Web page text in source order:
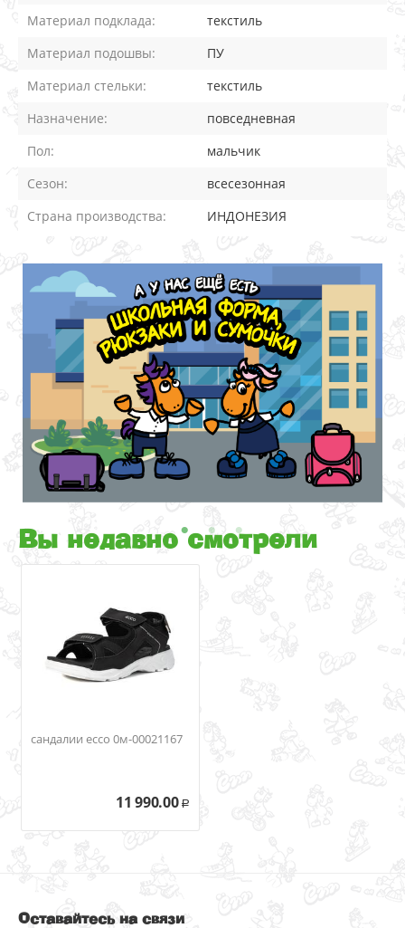
Материал подклада:
текстиль
Материал подошвы:
ПУ
Материал стельки:
текстиль
Назначение:
повседневная
Пол:
мальчик
Сезон:
всесезонная
Страна производства:
ИНДОНЕЗИЯ
Вы недавно смотрели
сандалии ecco 0м-00021167
11 990.00 Р
Оставайтесь на связи